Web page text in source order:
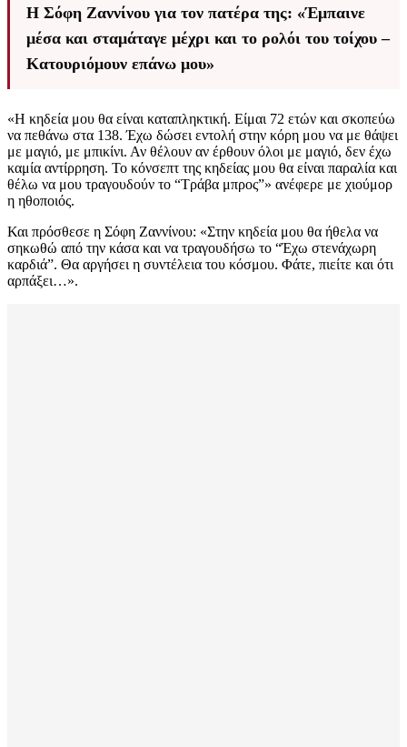
Η Σόφη Ζαννίνου για τον πατέρα της: «Έμπαινε
μέσα και σταμάταγε μέχρι και το ρολόι του τοίχου –
Κατουριόμουν επάνω μου»
«Η κηδεία μου θα είναι καταπληκτική. Είμαι 72 ετών και σκοπεύω
να πεθάνω στα 138. Έχω δώσει εντολή στην κόρη μου να με θάψει
με μαγιό, με μπικίνι. Αν θέλουν αν έρθουν όλοι με μαγιό, δεν έχω
καμία αντίρρηση. Το κόνσεπτ της κηδείας μου θα είναι παραλία και
θέλω να μου τραγουδούν το “Τράβα μπρος”» ανέφερε με χιούμορ
η ηθοποιός.
Και πρόσθεσε η Σόφη Ζαννίνου: «Στην κηδεία μου θα ήθελα να
σηκωθώ από την κάσα και να τραγουδήσω το “Έχω στενάχωρη
καρδιά”. Θα αργήσει η συντέλεια του κόσμου. Φάτε, πιείτε και ότι
αρπάξει…».